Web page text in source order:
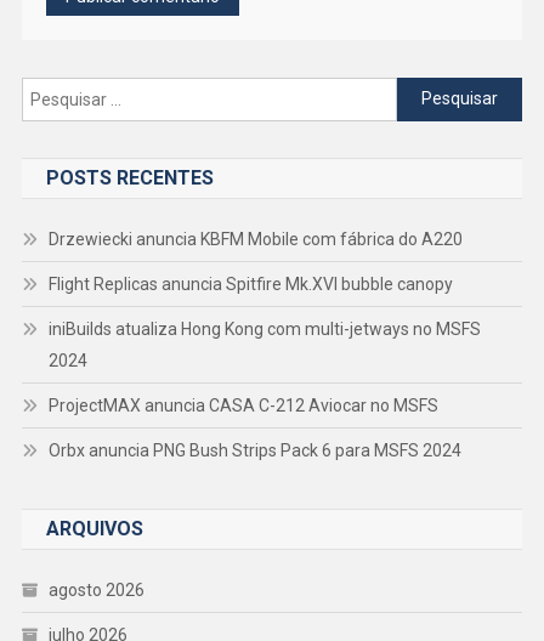
Pesquisar
por:
POSTS RECENTES
Drzewiecki anuncia KBFM Mobile com fábrica do A220
Flight Replicas anuncia Spitfire Mk.XVI bubble canopy
iniBuilds atualiza Hong Kong com multi-jetways no MSFS
2024
ProjectMAX anuncia CASA C-212 Aviocar no MSFS
Orbx anuncia PNG Bush Strips Pack 6 para MSFS 2024
ARQUIVOS
agosto 2026
julho 2026